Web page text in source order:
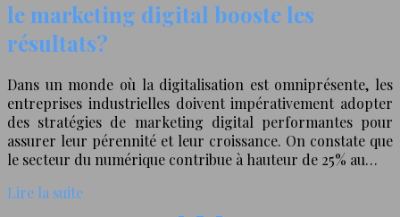
le marketing digital booste les
résultats?
Dans un monde où la digitalisation est omniprésente, les
entreprises industrielles doivent impérativement adopter
des stratégies de marketing digital performantes pour
assurer leur pérennité et leur croissance. On constate que
le secteur du numérique contribue à hauteur de 25% au…
Lire la suite